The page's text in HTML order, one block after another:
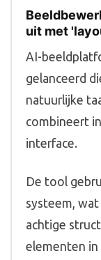
uit met
AI-
gelanceerd
natuurlijke
combineert
interface.
De tool
systeem,
achtige
elementen in